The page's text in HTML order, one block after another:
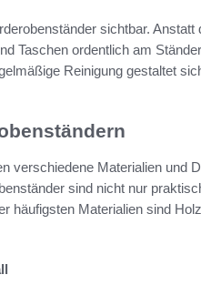
sichtbar.
Taschen ordentlich am
Reinigung gestaltet
verschiedene Materialien und
sind nicht nur
häufigsten Materialien sind